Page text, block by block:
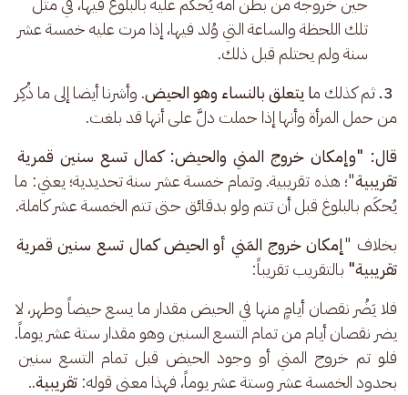
تلك اللحظة والساعة التي وُلد فيها، إذا مرت عليه خمسة عشر
سنة ولم يحتلم قبل ذلك.
3. ثم كذلك ما يتعلق بالنساء وهو الحيض. وأشرنا أيضا إلى ما ذُكِر
من حمل المرأة وأنها إذا حملت دلَّ على أنها قد بلغت.
قال: "وإمكان خروج المني والحيض: كمال تسع سنين قمرية
تقريبية"؛ هذه تقريبية. وتمام خمسة عشر سنة تحديدية؛ يعني: ما
يُحكَم بالبلوغ قبل أن تتم ولو بدقائق حتى تتم الخمسة عشر كاملة.
بخلاف "إمكان خروج المَني أو الحيض كمال تسع سنين قمرية
تقريبية" بالتقريب تقريباً:
فلا يَضُر نقصان أيامٍ منها في الحيض مقدار ما يسع حيضاً وطهر، لا
يضر نقصان أيام من تمام التسع السنين وهو مقدار ستة عشر يوماً.
فلو تم خروج المني أو وجود الحيض قبل تمام التسع سنين
بحدود الخمسة عشر وستة عشر يوماً، فهذا معنى قوله: تقريبية..